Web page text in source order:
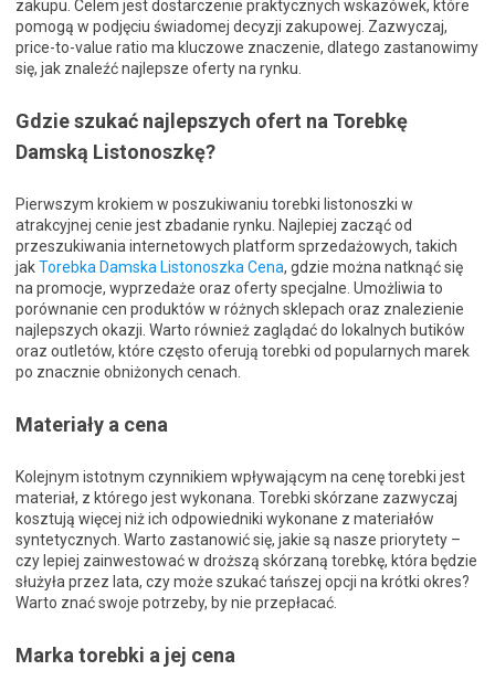
zakupu. Celem jest dostarczenie praktycznych wskazówek, które
pomogą w podjęciu świadomej decyzji zakupowej. Zazwyczaj,
price-to-value ratio ma kluczowe znaczenie, dlatego zastanowimy
się, jak znaleźć najlepsze oferty na rynku.
Gdzie szukać najlepszych ofert na Torebkę
Damską Listonoszkę?
Pierwszym krokiem w poszukiwaniu torebki listonoszki w
atrakcyjnej cenie jest zbadanie rynku. Najlepiej zacząć od
przeszukiwania internetowych platform sprzedażowych, takich
jakTorebka Damska Listonoszka Cena, gdzie można natknąć się
na promocje, wyprzedaże oraz oferty specjalne. Umożliwia to
porównanie cen produktów w różnych sklepach oraz znalezienie
najlepszych okazji. Warto również zaglądać do lokalnych butików
oraz outletów, które często oferują torebki od popularnych marek
po znacznie obniżonych cenach.
Materiały a cena
Kolejnym istotnym czynnikiem wpływającym na cenę torebki jest
materiał, z którego jest wykonana. Torebki skórzane zazwyczaj
kosztują więcej niż ich odpowiedniki wykonane z materiałów
syntetycznych. Warto zastanowić się, jakie są nasze priorytety –
czy lepiej zainwestować w droższą skórzaną torebkę, która będzie
służyła przez lata, czy może szukać tańszej opcji na krótki okres?
Warto znać swoje potrzeby, by nie przepłacać.
Marka torebki a jej cena